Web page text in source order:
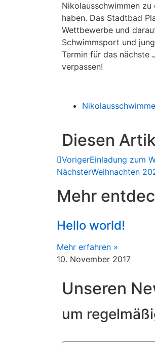
Nikolausschwimmen
haben. Das Stadtbad
Wettbewerbe und
Schwimmsport und
Termin für das nächste
verpassen!
Diesen
VorigerEinladung zum
NächsterWeihnachten
Mehr
Hello world!
Mehr erfahren »
10. November 2017
Unseren
um